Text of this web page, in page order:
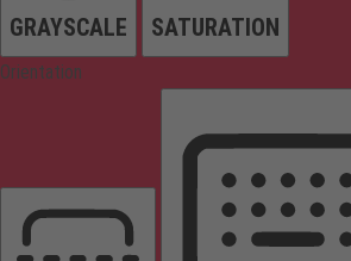
GRAYSCALE SATURATION
Orientation